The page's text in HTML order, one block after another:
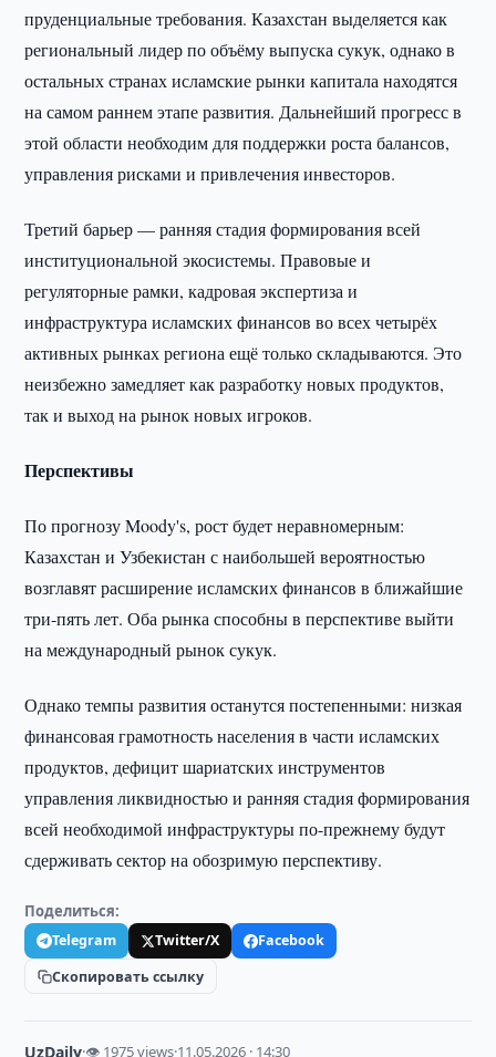
пруденциальные требования. Казахстан выделяется как
региональный лидер по объёму выпуска сукук, однако в
остальных странах исламские рынки капитала находятся
на самом раннем этапе развития. Дальнейший прогресс в
этой области необходим для поддержки роста балансов,
управления рисками и привлечения инвесторов.
Третий барьер — ранняя стадия формирования всей
институциональной экосистемы. Правовые и
регуляторные рамки, кадровая экспертиза и
инфраструктура исламских финансов во всех четырёх
активных рынках региона ещё только складываются. Это
неизбежно замедляет как разработку новых продуктов,
так и выход на рынок новых игроков.
Перспективы
По прогнозу Moody's, рост будет неравномерным:
Казахстан и Узбекистан с наибольшей вероятностью
возглавят расширение исламских финансов в ближайшие
три-пять лет. Оба рынка способны в перспективе выйти
на международный рынок сукук.
Однако темпы развития останутся постепенными: низкая
финансовая грамотность населения в части исламских
продуктов, дефицит шариатских инструментов
управления ликвидностью и ранняя стадия формирования
всей необходимой инфраструктуры по-прежнему будут
сдерживать сектор на обозримую перспективу.
Поделиться:
Telegram Twitter/X
Facebook
Скопировать ссылку
UzDaily·👁 1975 views·11.05.2026 · 14:30